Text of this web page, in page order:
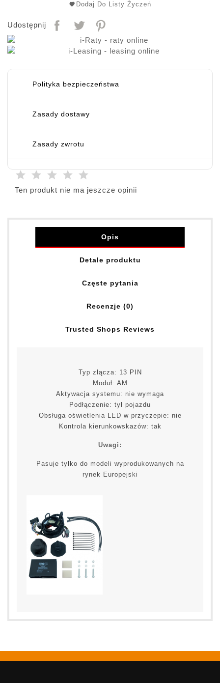
Dodaj Do Listy Życzeń
Udostępnij
Polityka bezpieczeństwa
Zasady dostawy
Zasady zwrotu
Ten produkt nie ma jeszcze opinii
Opis
Detale produktu
Częste pytania
Recenzje (0)
Trusted Shops Reviews
Typ złącza: 13 PIN
Moduł: AM
Aktywacja systemu: nie wymaga
Podłączenie: tył pojazdu
Obsługa oświetlenia LED w przyczepie: nie
Kontrola kierunkowskazów: tak
Uwagi:
Pasuje tylko do modeli wyprodukowanych na
rynek Europejski